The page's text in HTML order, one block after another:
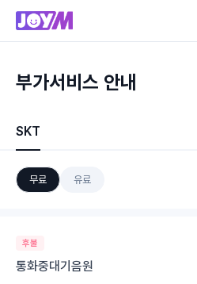
부가서비스 안내
SKT
무료 유료
후불
통화중대기음원